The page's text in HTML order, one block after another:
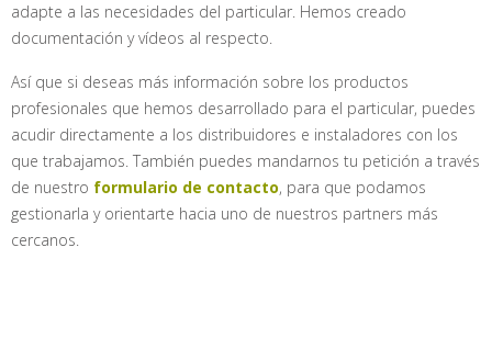
adapte a las necesidades del particular. Hemos creado
documentación y vídeos al respecto.
Así que si deseas más información sobre los productos
profesionales que hemos desarrollado para el particular, puedes
acudir directamente a los distribuidores e instaladores con los
que trabajamos. También puedes mandarnos tu petición a través
de nuestro formulario de contacto, para que podamos
gestionarla y orientarte hacia uno de nuestros partners más
cercanos.